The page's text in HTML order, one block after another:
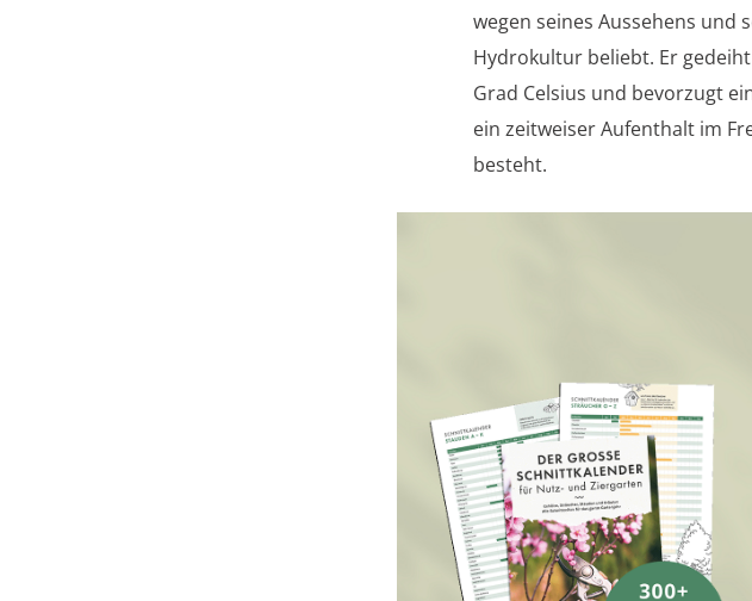
wegen seines Aussehens und
Hydrokultur beliebt. Er
Grad Celsius und bevorzugt
ein zeitweiser Aufenthalt im
besteht.